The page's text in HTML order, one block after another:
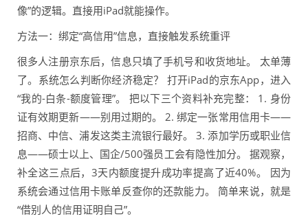
像”的逻辑。直接用iPad就能操作。
方法一：绑定“高信用”信息，直接触发系统重评
很多人注册京东后，信息只填了手机号和收货地址。 太单薄
了。系统怎么判断你经济稳定？ 打开iPad的京东App，进入
“我的-白条-额度管理”。 把以下三个资料补充完整： 1. 身份
证有效期更新——别用过期的。 2. 绑定一张常用信用卡——
招商、中信、浦发这类主流银行最好。 3. 添加学历或职业信
息——硕士以上、国企/500强员工会有隐性加分。 据观察，
补全这三点后，3天内额度提升成功率提高了近40%。 因为
系统会通过信用卡账单反查你的还款能力。 简单来说，就是
“借别人的信用证明自己”。